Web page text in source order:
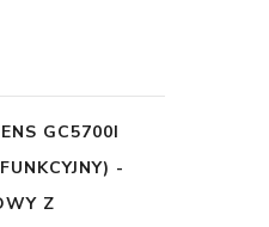
GC5700I
-
Z